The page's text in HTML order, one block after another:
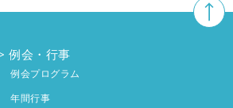
例会・行事
例会プログラム
年間行事